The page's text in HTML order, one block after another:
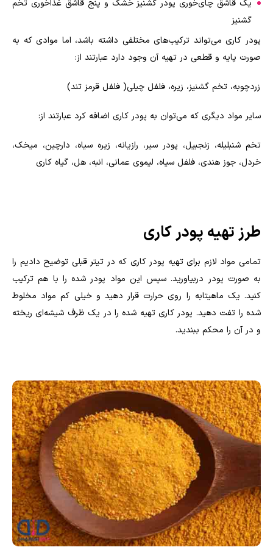
یک قاشق چای‌خوری پودر گشنیز خشک و پنج قاشق غذاخوری تخم
گشنیز
پودر کاری می‌تواند ترکیب‌های مختلفی داشته باشد، اما موادی که به
صورت پایه و قطعی در تهیه آن وجود دارد عبارتند از:
زردچوبه، تخم گشنیز، زیره، فلفل چیلی( فلفل قرمز تند)
سایر مواد دیگری که می‌توان به پودر کاری اضافه کرد عبارتند از:
تخم شنبلیله، زنجبیل، پودر سیر، رازیانه، زیره سیاه، دارچین، میخک،
خردل، جوز هندی، فلفل سیاه، لیموی عمانی، انبه، هل، گیاه کاری
طرز تهیه پودر کاری
تمامی مواد لازم برای تهیه پودر کاری که در تیتر قبلی توضیح دادیم را
به صورت پودر دربیاورید. سپس این مواد پودر شده را با هم ترکیب
کنید. یک ماهیتابه را روی حرارت قرار دهید و خیلی کم مواد مخلوط
شده را تفت دهید. پودر کاری تهیه شده را در یک ظرف شیشه‌ای ریخته
و در آن را محکم ببندید.